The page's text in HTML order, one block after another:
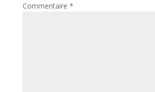
Commentaire *